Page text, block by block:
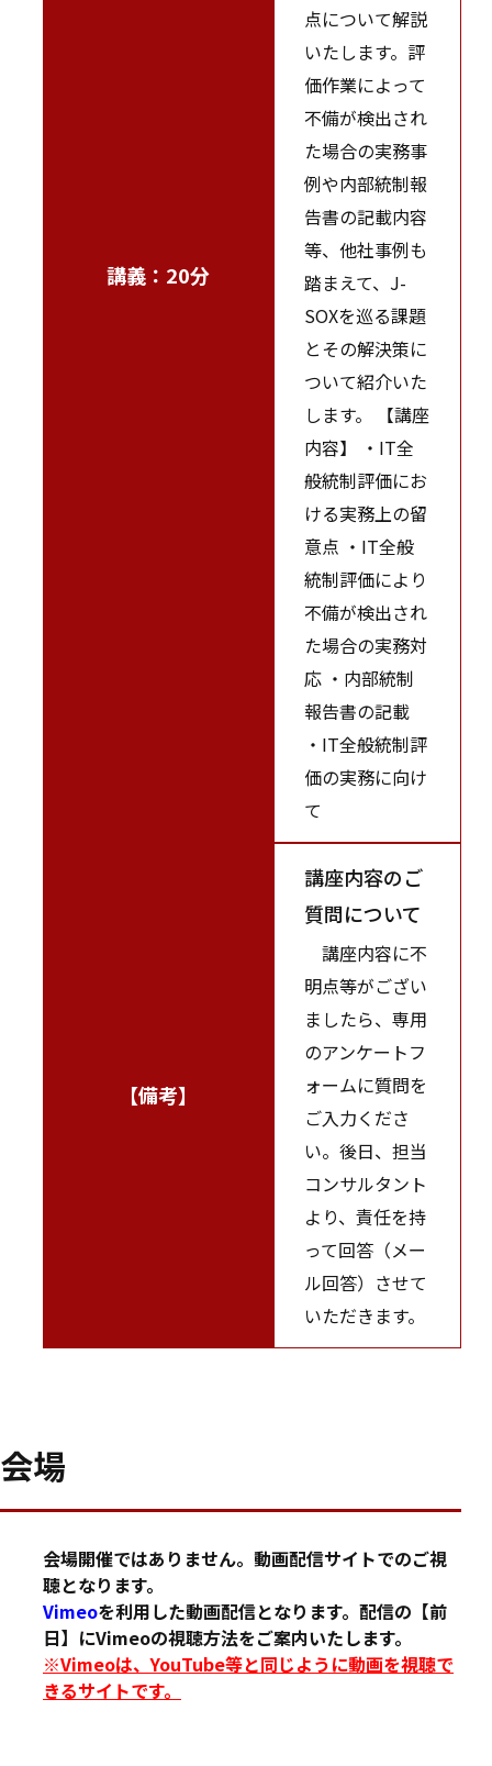
講義：20分
点について解説
いたします。評
価作業によって
不備が検出され
た場合の実務事
例や内部統制報
告書の記載内容
等、他社事例も
踏まえて、J-
SOXを巡る課題
とその解決策に
ついて紹介いた
します。 【講座
内容】 ・IT全
般統制評価にお
ける実務上の留
意点 ・IT全般
統制評価により
不備が検出され
た場合の実務対
応 ・内部統制
報告書の記載
・IT全般統制評
価の実務に向け
て
【備考】
講座内容のご
質問について
講座内容に不
明点等がござい
ましたら、専用
のアンケートフ
ォームに質問を
ご入力くださ
い。後日、担当
コンサルタント
より、責任を持
って回答（メー
ル回答）させて
いただきます。
会場
会場開催ではありません。動画配信サイトでのご視
聴となります。
Vimeoを利用した動画配信となります。配信の【前
日】にVimeoの視聴方法をご案内いたします。
※Vimeoは、YouTube等と同じように動画を視聴で
きるサイトです。